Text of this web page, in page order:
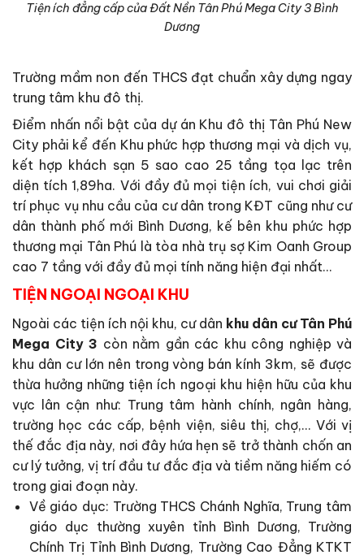
Tiện ích đẳng cấp của Đất Nền Tân Phú Mega City 3 Bình
Dương
Trường mầm non đến THCS đạt chuẩn xây dựng ngay
trung tâm khu đô thị.
Điểm nhấn nổi bật của dự án Khu đô thị Tân Phú New
City phải kể đến Khu phức hợp thương mại và dịch vụ,
kết hợp khách sạn 5 sao cao 25 tầng tọa lạc trên
diện tích 1,89ha. Với đầy đủ mọi tiện ích, vui chơi giải
trí phục vụ nhu cầu của cư dân trong KĐT cũng như cư
dân thành phố mới Bình Dương, kế bên khu phức hợp
thương mại Tân Phú là tòa nhà trụ sợ Kim Oanh Group
cao 7 tầng với đầy đủ mọi tính năng hiện đại nhất…
TIỆN NGOẠI NGOẠI KHU
Ngoài các tiện ích nội khu, cư dân khu dân cư Tân Phú
Mega City 3 còn nằm gần các khu công nghiệp và
khu dân cư lớn nên trong vòng bán kính 3km, sẽ được
thừa hưởng những tiện ích ngoại khu hiện hữu của khu
vực lân cận như: Trung tâm hành chính, ngân hàng,
trường học các cấp, bệnh viện, siêu thị, chợ,… Với vị
thế đắc địa này, nơi đây hứa hẹn sẽ trở thành chốn an
cư lý tưởng, vị trí đầu tư đắc địa và tiềm năng hiếm có
trong giai đoạn này.
Về giáo dục: Trường THCS Chánh Nghĩa, Trung tâm
giáo dục thường xuyên tỉnh Bình Dương, Trường
Chính Trị Tỉnh Bình Dương, Trường Cao Đẳng KTKT